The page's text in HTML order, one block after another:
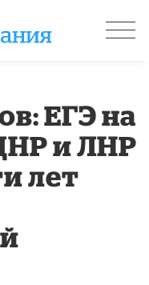
ЕГЭ на
и ЛНР
лет